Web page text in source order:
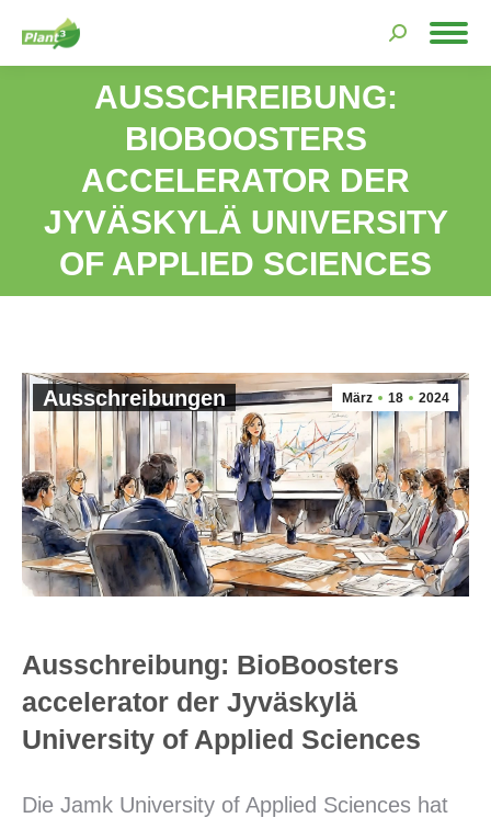
Search:
AUSSCHREIBUNG:
BIOBOOSTERS
ACCELERATOR DER
JYVÄSKYLÄ UNIVERSITY
OF APPLIED SCIENCES
Sie befinden sich hier:
März 18 2024
Ausschreibungen
Ausschreibung: BioBoosters
accelerator der Jyväskylä
University of Applied Sciences
Die Jamk University of Applied Sciences hat